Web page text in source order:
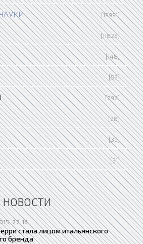
[19991]
[11825]
[148]
[53]
[292]
[28]
[39]
[31]
НОВОСТИ
22:16
стала лицом итальянского
бренда